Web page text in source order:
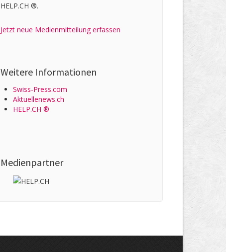
HELP.CH ®.
Jetzt neue Medienmitteilung erfassen
Weitere Informationen
Swiss-Press.com
Aktuellenews.ch
HELP.CH ®
Medienpartner